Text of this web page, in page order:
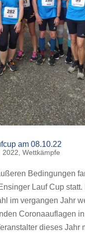
am 08.10.22
2022 Wettkämpfe
Bedingungen
Lauf Cup
im vergangen Jahr
Coronaauflagen
dieses Jahr